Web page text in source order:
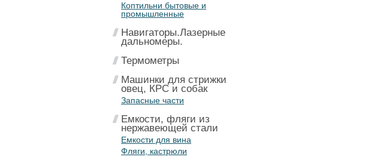
Коптильни бытовые и
промышленные
Навигаторы.Лазерные
дальномеры.
Термометры
Машинки для стрижки
овец, КРС и собак
Запасные части
Емкости, фляги из
нержавеющей стали
Емкости для вина
Фляги, кастрюли